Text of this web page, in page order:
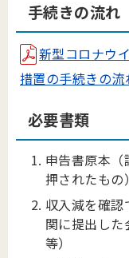
手続きの流れ
新型コロナウ
措置の手続きの
必要書類
申告書原本
押されたもの）
収入減を確認
関に提出し
等）